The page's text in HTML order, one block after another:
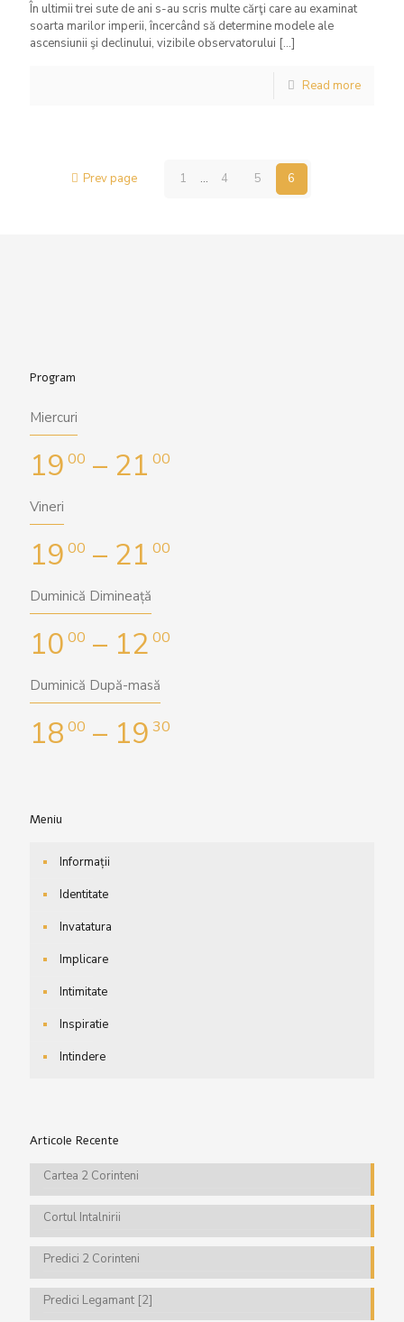
În ultimii trei sute de ani s-au scris multe cărţi care au examinat
soarta marilor imperii, încercând să determine modele ale
ascensiunii şi declinului, vizibile observatorului […]
Read more
Prev page 1 ... 4 5 6
Program
Miercuri
19 00 – 21 00
Vineri
19 00 – 21 00
Duminică Dimineață
10 00 – 12 00
Duminică După-masă
18 00 – 19 30
Meniu
Informații
Identitate
Invatatura
Implicare
Intimitate
Inspiratie
Intindere
Articole Recente
Cartea 2 Corinteni
Cortul Intalnirii
Predici 2 Corinteni
Predici Legamant [2]